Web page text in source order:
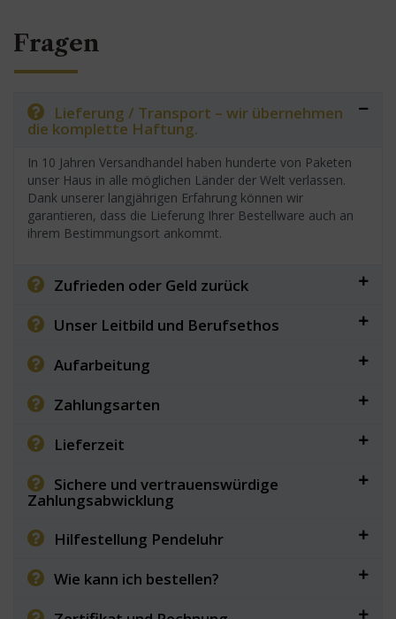
Fragen
Lieferung / Transport – wir übernehmen
die komplette Haftung.
In 10 Jahren Versandhandel haben hunderte von Paketen
unser Haus in alle möglichen Länder der Welt verlassen.
Dank unserer langjährigen Erfahrung können wir
garantieren, dass die Lieferung Ihrer Bestellware auch an
ihrem Bestimmungsort ankommt.
Zufrieden oder Geld zurück
Unser Leitbild und Berufsethos
Aufarbeitung
Zahlungsarten
Lieferzeit
Sichere und vertrauenswürdige
Zahlungsabwicklung
Hilfestellung Pendeluhr
Wie kann ich bestellen?